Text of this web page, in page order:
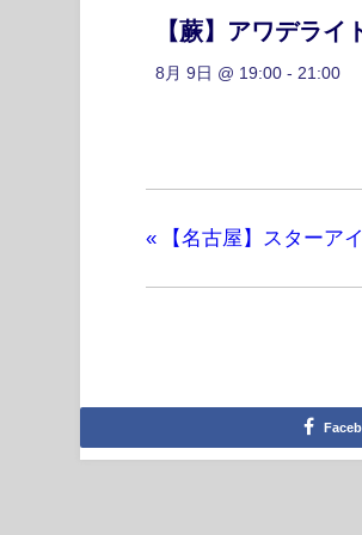
【蕨】アワデライ
8月 9日 @ 19:00 - 21:00
« 【名古屋】スターア